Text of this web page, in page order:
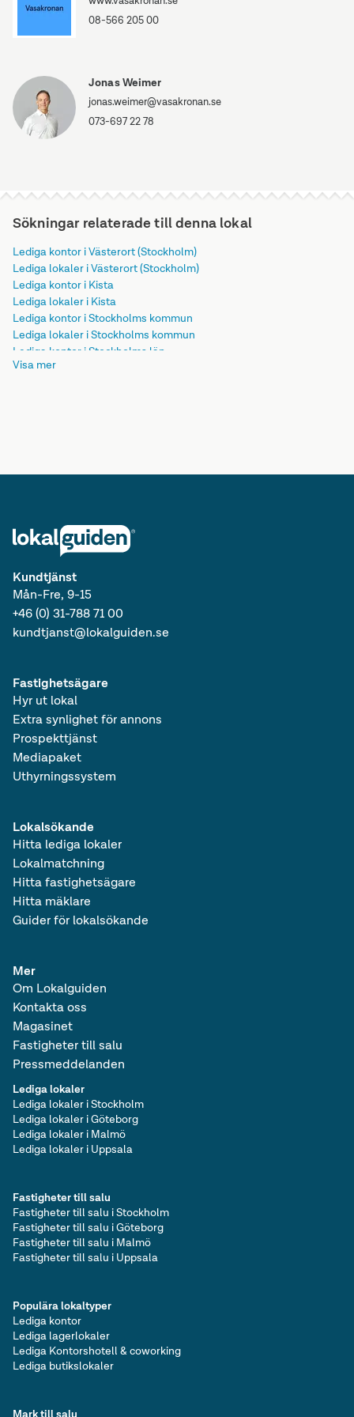
08-566 205 00
Jonas Weimer
jonas.weimer@vasakronan.se
073-697 22 78
Sökningar relaterade till denna lokal
Lediga kontor i Västerort (Stockholm)
Lediga lokaler i Västerort (Stockholm)
Lediga kontor i Kista
Lediga lokaler i Kista
Lediga kontor i Stockholms kommun
Lediga lokaler i Stockholms kommun
Lediga kontor i Stockholms län
Lediga lokaler i Stockholms län
Visa mer
Kundtjänst
Mån-Fre, 9-15
+46 (0) 31-788 71 00
kundtjanst@lokalguiden.se
Lokalsökande
Hitta lediga lokaler
Lokalmatchning
Hitta fastighetsägare
Hitta mäklare
Guider för lokalsökande
Fastighetsägare
Hyr ut lokal
Extra synlighet för annons
Prospekttjänst
Mediapaket
Uthyrningssystem
Mer
Om Lokalguiden
Kontakta oss
Magasinet
Fastigheter till salu
Pressmeddelanden
Lediga lokaler
Lediga lokaler i Stockholm
Lediga lokaler i Göteborg
Lediga lokaler i Malmö
Lediga lokaler i Uppsala
Populära lokaltyper
Lediga kontor
Lediga lagerlokaler
Lediga Kontorshotell & coworking
Lediga butikslokaler
Fastigheter till salu
Fastigheter till salu i Stockholm
Fastigheter till salu i Göteborg
Fastigheter till salu i Malmö
Fastigheter till salu i Uppsala
Mark till salu